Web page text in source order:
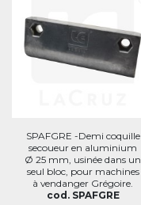
SPAFGRE -Demi coquille
secoueur en aluminium
Ø 25 mm, usinée dans un
seul bloc, pour machines
à vendanger Grégoire.
cod. SPAFGRE